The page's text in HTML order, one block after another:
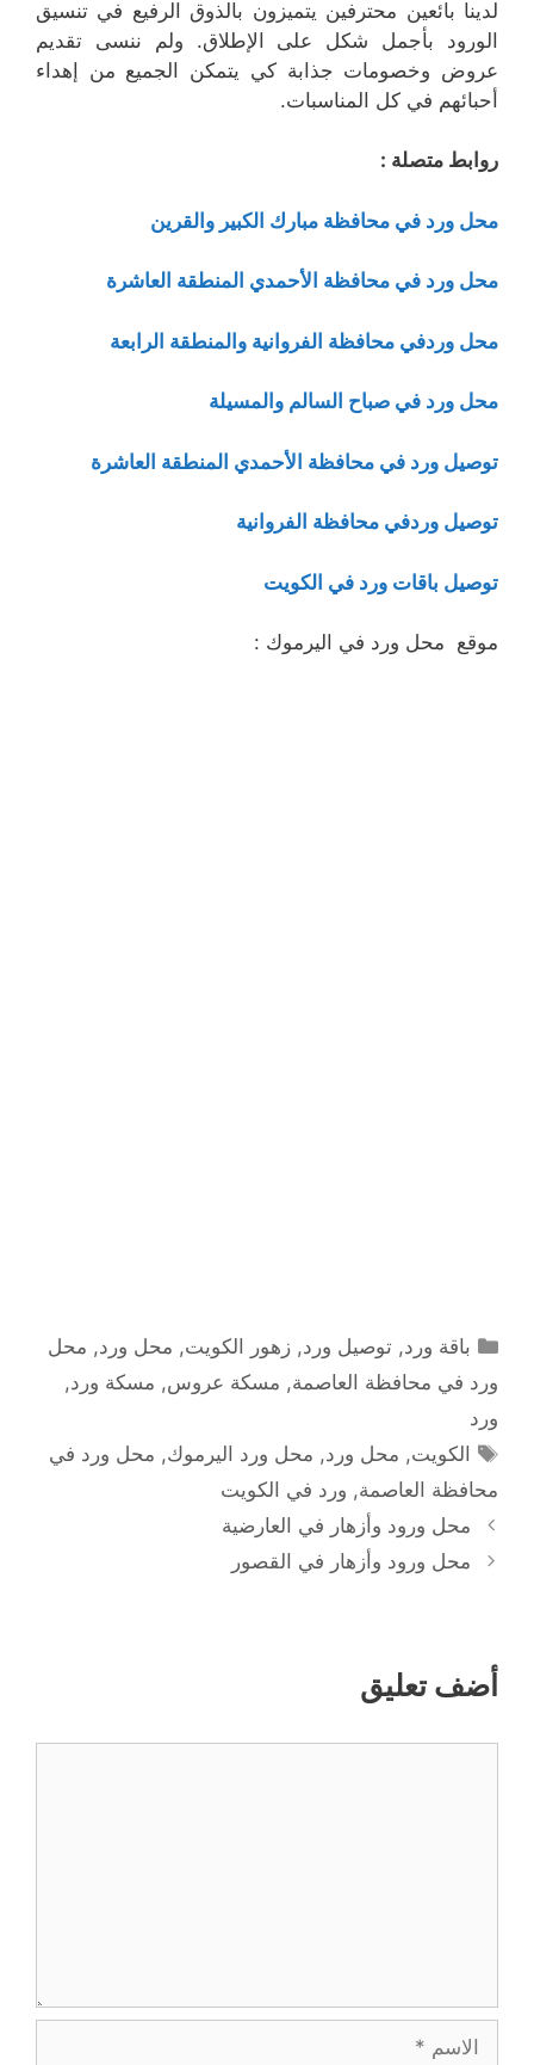
لدينا بائعين محترفين يتميزون بالذوق الرفيع في تنسيق
الورود بأجمل شكل على الإطلاق. ولم ننسى تقديم
عروض وخصومات جذابة كي يتمكن الجميع من إهداء
أحبائهم في كل المناسبات.
روابط متصلة :
محل ورد في محافظة مبارك الكبير والقرين
محل ورد في محافظة الأحمدي المنطقة العاشرة
محل وردفي محافظة الفروانية والمنطقة الرابعة
محل ورد في صباح السالم والمسيلة
توصيل ورد في محافظة الأحمدي المنطقة العاشرة
توصيل وردفي محافظة الفروانية
توصيل باقات ورد في الكويت
موقع محل ورد في اليرموك :
التصنيفات
باقة ورد,توصيل ورد,زهور الكويت, محل ورد, محل
ورد في محافظة العاصمة, مسكة عروس, مسكة ورد,
ورد
الوسوم
الكويت, محل ورد, محل ورد اليرموك, محل ورد في
محافظة العاصمة, ورد في الكويت
محل ورود وأزهار في العارضية
محل ورود وأزهار في القصور
أضف تعليق
الاسم